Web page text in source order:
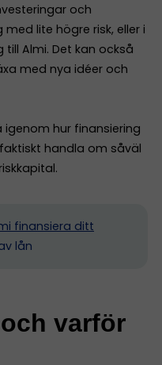
och
lite högre risk, eller i
Almi. Det kan också
med nya idéer och
igenom hur finansiering
handla om såväl
finansiera ditt
lån
varför